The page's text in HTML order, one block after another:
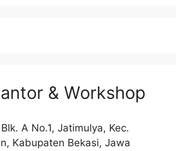
& Workshop
A No.1, Jatimulya, Kec.
Kabupaten Bekasi, Jawa